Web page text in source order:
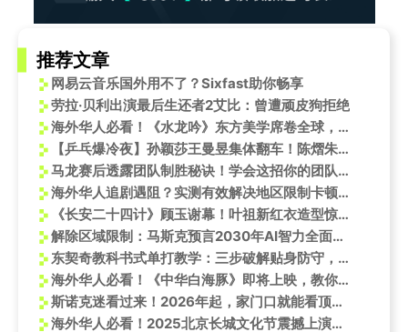
推荐文章
网易云音乐国外用不了？Sixfast助你畅享
劳拉·贝利出演最后生还者2艾比：曾遭顽皮狗拒绝
海外华人必看！《水龙吟》东方美学席卷全球，教你如何突破地区限制追剧
【乒乓爆冷夜】孙颖莎王曼昱集体翻车！陈熠朱雨玲赛后坦言：赢球全靠心态稳，这波逆袭太励志！
马龙赛后透露团队制胜秘诀！学会这招你的团队也能拧成一股绳
海外华人追剧遇阻？实测有效解决地区限制卡顿问题的方法分享
《长安二十四计》顾玉谢幕！叶祖新红衣造型惊艳，演技获赞，海外剧迷如何同步追剧不卡顿？
解除区域限制：马斯克预言2030年AI智力全面超越人类
东契奇教科书式单打教学：三步破解贴身防守，这招太实用了！
海外华人必看！《中华白海豚》即将上映，教你如何突破地区限制观看这部生态史诗
斯诺克迷看过来！2026年起，家门口就能看顶级赛事，这份观赛攻略请收好
海外华人必看！2025北京长城文化节震撼上演，教你如何突破地域限制实时观看